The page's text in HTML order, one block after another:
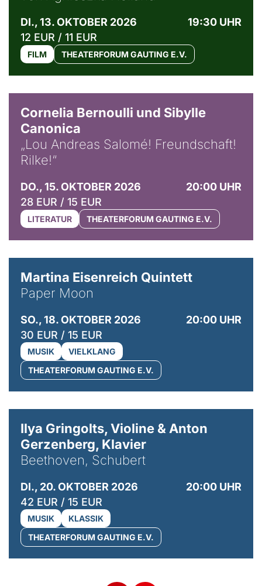
DI., 13. OKTOBER 2026
19:30 UHR
12 EUR / 11 EUR
FILM THEATERFORUM GAUTING E.V.
Cornelia Bernoulli und Sibylle
Canonica
„Lou Andreas Salomé! Freundschaft!
Rilke!“
DO., 15. OKTOBER 2026
20:00 UHR
28 EUR / 15 EUR
LITERATUR THEATERFORUM GAUTING E.V.
Martina Eisenreich Quintett
Paper Moon
SO., 18. OKTOBER 2026
20:00 UHR
30 EUR / 15 EUR
MUSIK
VIELKLANG
THEATERFORUM GAUTING E.V.
Ilya Gringolts, Violine & Anton
Gerzenberg, Klavier
Beethoven, Schubert
DI., 20. OKTOBER 2026
20:00 UHR
42 EUR / 15 EUR
MUSIK
KLASSIK
THEATERFORUM GAUTING E.V.